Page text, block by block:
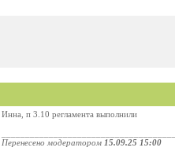
Инна, п 3.10 регламента выполнили
Перенесено модератором 15.09.25 15:00